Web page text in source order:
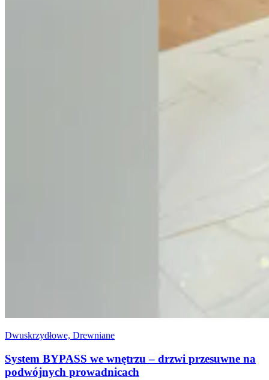
Dwuskrzydłowe, Drewniane
System BYPASS we wnętrzu – drzwi przesuwne na
podwójnych prowadnicach